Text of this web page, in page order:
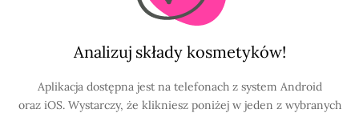
Analizuj składy kosmetyków!
Aplikacja dostępna jest na telefonach z system Android
oraz iOS. Wystarczy, że klikniesz poniżej w jeden z wybranych